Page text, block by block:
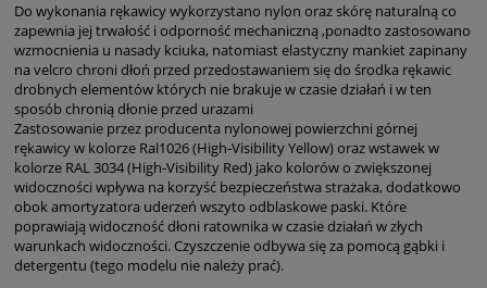
Do wykonania rękawicy wykorzystano nylon oraz skórę naturalną co
zapewnia jej trwałość i odporność mechaniczną ,ponadto zastosowano
wzmocnienia u nasady kciuka, natomiast elastyczny mankiet zapinany
na velcro chroni dłoń przed przedostawaniem się do środka rękawic
drobnych elementów których nie brakuje w czasie działań i w ten
sposób chronią dłonie przed urazami
Zastosowanie przez producenta nylonowej powierzchni górnej
rękawicy w kolorze Ral1026 (High-Visibility Yellow) oraz wstawek w
kolorze RAL 3034 (High-Visibility Red) jako kolorów o zwiększonej
widoczności wpływa na korzyść bezpieczeństwa strażaka, dodatkowo
obok amortyzatora uderzeń wszyto odblaskowe paski. Które
poprawiają widoczność dłoni ratownika w czasie działań w złych
warunkach widoczności. Czyszczenie odbywa się za pomocą gąbki i
detergentu (tego modelu nie należy prać).